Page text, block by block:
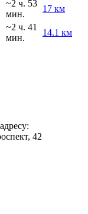
~2 ч. 53
мин.
17 км
~2 ч. 41
мин.
14.1 км
42